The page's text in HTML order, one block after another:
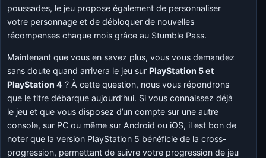
poussades, le jeu propose également de personnaliser
votre personnage et de débloquer de nouvelles
récompenses chaque mois grâce au Stumble Pass.
Maintenant que vous en savez plus, vous vous demandez
sans doute quand arrivera le jeu sur PlayStation 5 et
PlayStation 4 ? À cette question, nous vous répondrons
que le titre débarque aujourd’hui. Si vous connaissez déjà
le jeu et que vous disposez d’un compte sur une autre
console, sur PC ou même sur Android ou iOS, il est bon de
noter que la version PlayStation 5 bénéficie de la cross-
progression, permettant de suivre votre progression de jeu